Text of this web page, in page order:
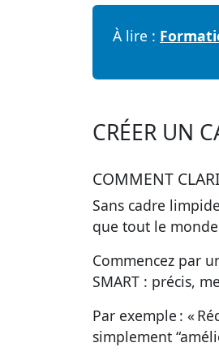
À lire :
CRÉER UN
COMMENT
Sans cadre
que tout le
Commencez par
SMART : précis,
Par exemple : «
simplement